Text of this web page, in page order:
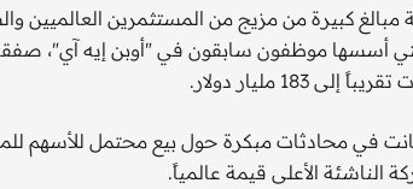
مبالغ كبيرة من مزيج من المستثمرين العالميين
مليار دولار.
في محادثات مبكرة حول بيع محتمل للأسهم